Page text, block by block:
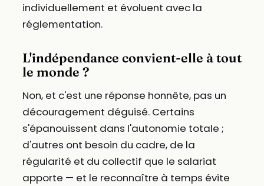
individuellement et évoluent avec la
réglementation.
L'indépendance convient-elle à tout
le monde ?
Non, et c'est une réponse honnête, pas un
découragement déguisé. Certains
s'épanouissent dans l'autonomie totale ;
d'autres ont besoin du cadre, de la
régularité et du collectif que le salariat
apporte — et le reconnaître à temps évite